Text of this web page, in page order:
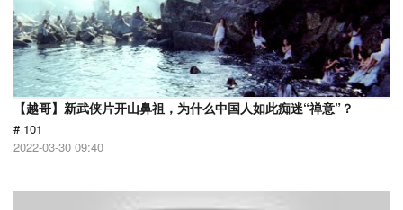
【越哥】新武侠片开山鼻祖，为什么中国人如此痴迷“禅意”？
# 101
2022-03-30 09:40